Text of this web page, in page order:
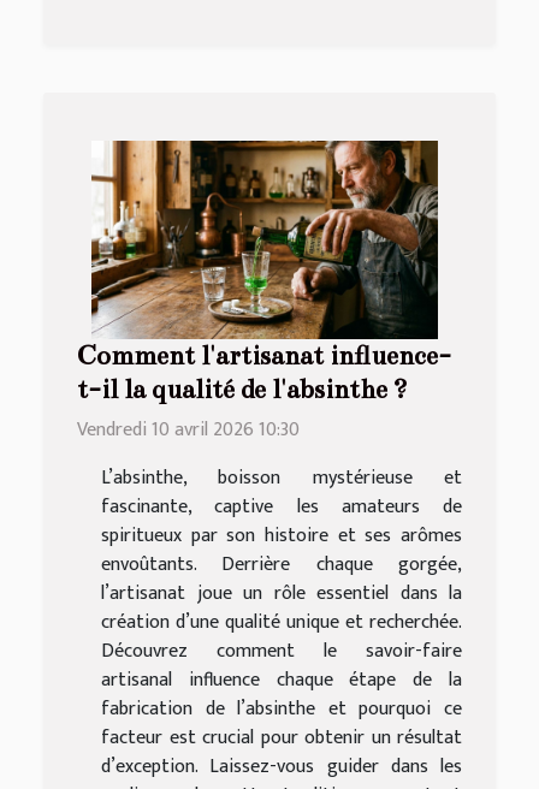
Comment l'artisanat influence-
t-il la qualité de l'absinthe ?
Vendredi 10 avril 2026 10:30
L’absinthe, boisson mystérieuse et
fascinante, captive les amateurs de
spiritueux par son histoire et ses arômes
envoûtants. Derrière chaque gorgée,
l’artisanat joue un rôle essentiel dans la
création d’une qualité unique et recherchée.
Découvrez comment le savoir-faire
artisanal influence chaque étape de la
fabrication de l’absinthe et pourquoi ce
facteur est crucial pour obtenir un résultat
d’exception. Laissez-vous guider dans les